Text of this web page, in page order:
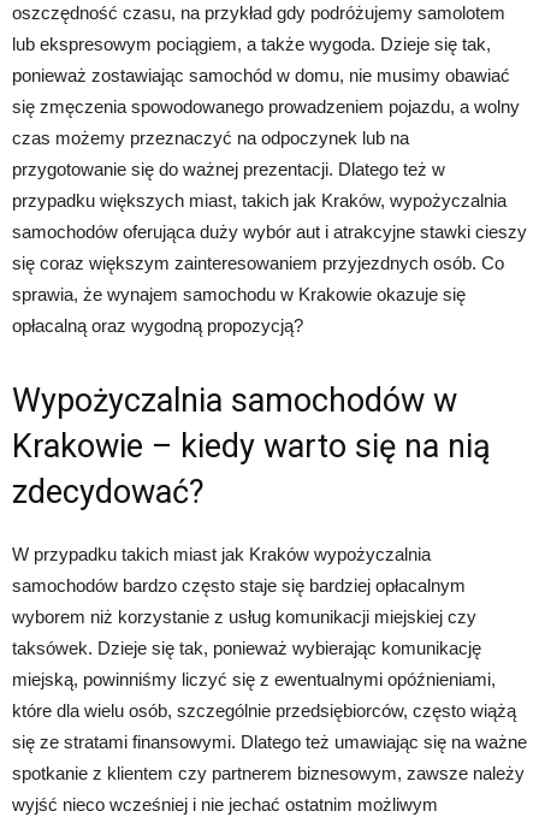
oszczędność czasu, na przykład gdy podróżujemy samolotem
lub ekspresowym pociągiem, a także wygoda. Dzieje się tak,
ponieważ zostawiając samochód w domu, nie musimy obawiać
się zmęczenia spowodowanego prowadzeniem pojazdu, a wolny
czas możemy przeznaczyć na odpoczynek lub na
przygotowanie się do ważnej prezentacji. Dlatego też w
przypadku większych miast, takich jak Kraków, wypożyczalnia
samochodów oferująca duży wybór aut i atrakcyjne stawki cieszy
się coraz większym zainteresowaniem przyjezdnych osób. Co
sprawia, że wynajem samochodu w Krakowie okazuje się
opłacalną oraz wygodną propozycją?
Wypożyczalnia samochodów w
Krakowie – kiedy warto się na nią
zdecydować?
W przypadku takich miast jak Kraków wypożyczalnia
samochodów bardzo często staje się bardziej opłacalnym
wyborem niż korzystanie z usług komunikacji miejskiej czy
taksówek. Dzieje się tak, ponieważ wybierając komunikację
miejską, powinniśmy liczyć się z ewentualnymi opóźnieniami,
które dla wielu osób, szczególnie przedsiębiorców, często wiążą
się ze stratami finansowymi. Dlatego też umawiając się na ważne
spotkanie z klientem czy partnerem biznesowym, zawsze należy
wyjść nieco wcześniej i nie jechać ostatnim możliwym